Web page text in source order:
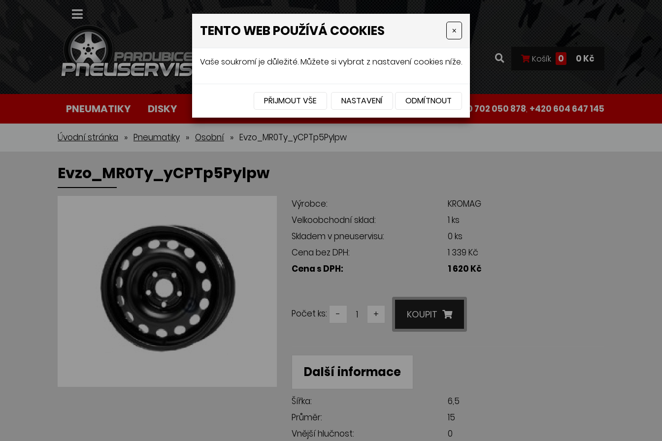
Košík 0 0 Kč
PNEUMATIKY DISKY AUTOBATERIE PŘÍSLUŠENSTVÍ +420 702 050 878, +420 604 647 145
Úvodní stránka » Pneumatiky » Osobní » Evzo_MR0Ty_yCPTp5Pylpw
Evzo_MR0Ty_yCPTp5Pylpw
Výrobce:
KROMAG
Velkoobchodní sklad:
1 ks
Skladem v pneuservisu:
0 ks
Cena bez DPH:
1 339 Kč
Cena s DPH:
1 620 Kč
Počet ks: - + KOUPIT
Další informace
Šířka:
6,5
Průměr:
15
Vnější hlučnost:
0
TENTO WEB POUŽÍVÁ COOKIES ×
Vaše soukromí je důležité. Můžete si vybrat z nastavení cookies níže.
PŘIJMOUT VŠE NASTAVENÍ ODMÍTNOUT